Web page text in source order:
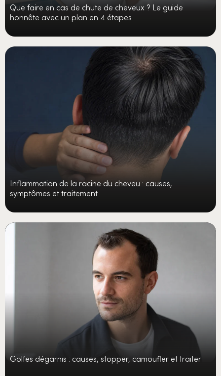
Que faire en cas de chute de cheveux ? Le guide
honnête avec un plan en 4 étapes
Inflammation de la racine du cheveu : causes,
symptômes et traitement
Golfes dégarnis : causes, stopper, camoufler et traiter